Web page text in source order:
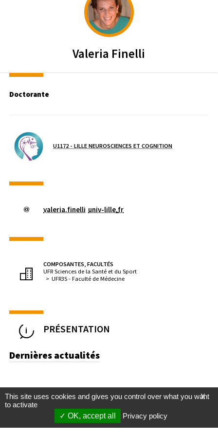
Valeria Finelli
Doctorante
Laboratoire / équipe
U1172 - LILLE NEUROSCIENCES ET COGNITION
valeria.finelli univ-lille.fr
COMPOSANTES, FACULTÉS
UFR Sciences de la Santé et du Sport
UFR3S - Faculté de Médecine
PRÉSENTATION
Dernières actualités
X
This site uses cookies and gives you control over what you want
to activate
OK, accept all
Privacy policy